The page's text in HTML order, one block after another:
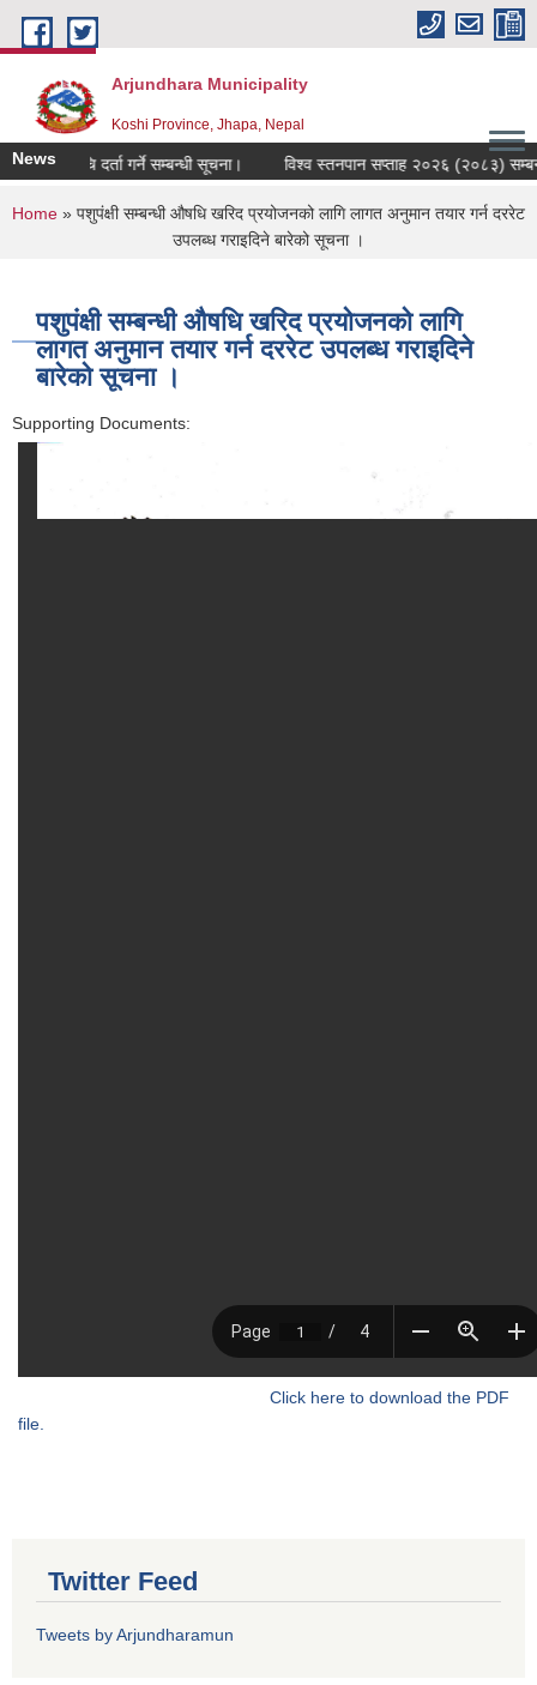
Skip to main content
Arjundhara Municipality
Koshi Province, Jhapa, Nepal
News
मौजुदा सूचि दर्ता गर्ने सम्बन्धी सूचना। विश्व स्तनपान सप्ताह २०२६ (२०८३)
You are here
Home » पशुपंक्षी सम्बन्धी औषधि खरिद प्रयोजनको लागि लागत अनुमान तयार गर्न दररेट
उपलब्ध गराइदिने बारेको सूचना ।
पशुपंक्षी सम्बन्धी औषधि खरिद प्रयोजनको लागि
लागत अनुमान तयार गर्न दररेट उपलब्ध गराइदिने
बारेको सूचना ।
Supporting Documents:
Click here to download the PDF
file.
Twitter Feed
Tweets by Arjundharamun